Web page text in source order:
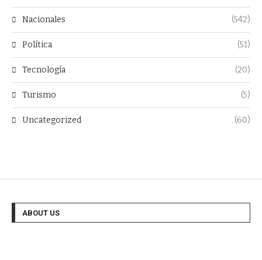
Nacionales (542)
Política (51)
Tecnología (20)
Turismo (5)
Uncategorized (60)
ABOUT US